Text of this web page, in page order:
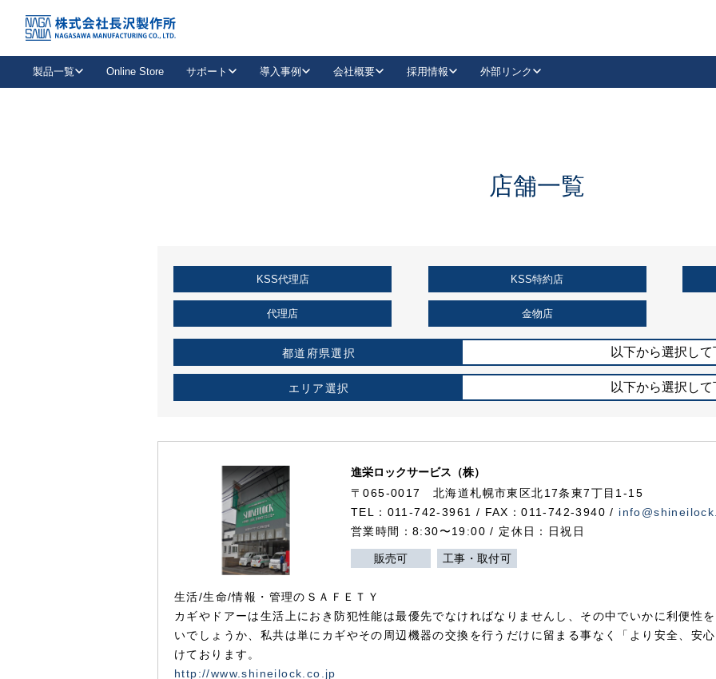
製品一覧
抗ウイルス・抗菌製品
キーレックスを品番からお探しいただけます。
Online Store サポート
取扱店情報
お役立ち情報
導入事例
企業様採用事例
会社概要 採用情報 外部リンク
LinkedIn
KSS加盟店・取扱店情報
店舗一覧
店舗一覧
KSS代理店 KSS特約店
代理店 金物店
都道府県選択 以下から選択し
エリア選択 以下から選択し
進栄ロックサービス（株）
〒065-0017 北海道札幌市東区北17条東7丁目1-15
TEL：011-742-3961 / FAX：011-742-3940 /
営業時間：8:30〜19:00 / 定休日：日祝日
販売可 工事・取付可
生活/生命/情報・管理のＳＡＦＥＴＹ
カギやドアーは生活上におき防犯性能は最優先でなければなりませんし、その中でいかに利便性
いでしょうか、私共は単にカギやその周辺機器の交換を行うだけに留まる事なく「より安全、安
けております。
http://www.shineilock.co.jp